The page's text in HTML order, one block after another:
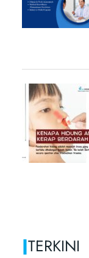
|TERKINI